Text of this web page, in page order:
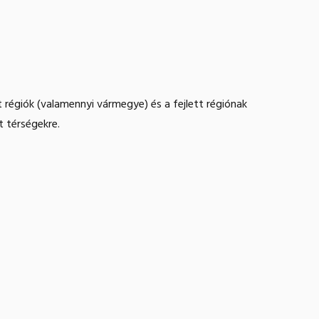
(valamennyi vármegye) és a fejlett régiónak